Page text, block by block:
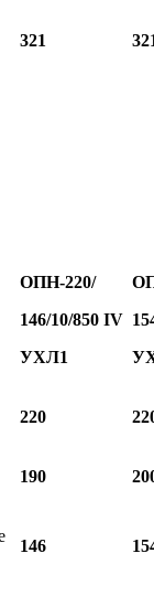
321
ОПН-220/
146/10/850 IV
УХЛ1
1
220
190
146